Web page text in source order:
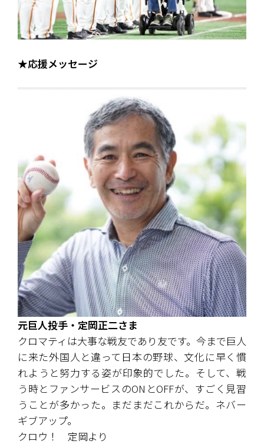
★応援メッセージ
元巨人投手・定岡正二さま
クロマティは大事な戦友であり友です。今まで巨人
に来た外国人と違って日本の野球、文化に早く慣
れようと努力する姿が印象的でした。そして、戦
う時とファンサービスのONとOFFが、すごく見習
うことが多かった。まだまだこれからだ。ネバー
ギブアップ。
クロウ！　定岡より